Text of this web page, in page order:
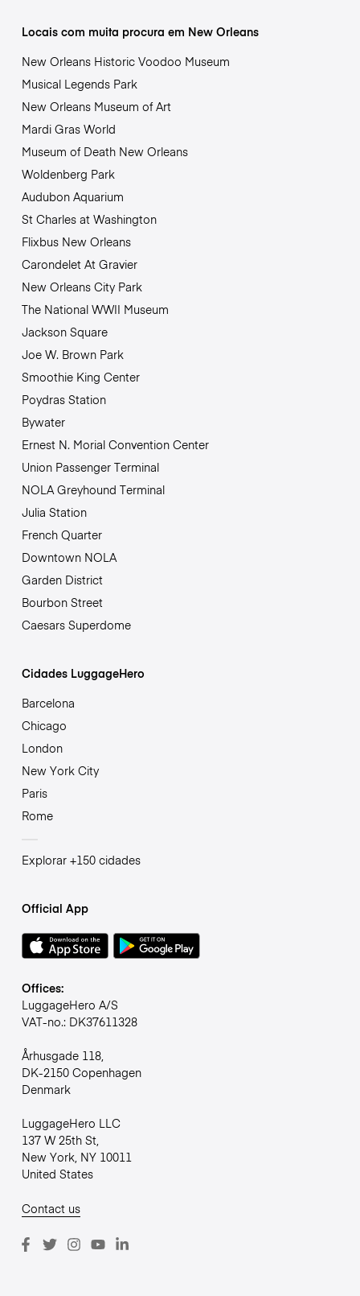
Locais com muita procura em New Orleans
New Orleans Historic Voodoo Museum
Musical Legends Park
New Orleans Museum of Art
Mardi Gras World
Museum of Death New Orleans
Woldenberg Park
Audubon Aquarium
St Charles at Washington
Flixbus New Orleans
Carondelet At Gravier
New Orleans City Park
The National WWII Museum
Jackson Square
Joe W. Brown Park
Smoothie King Center
Poydras Station
Bywater
Ernest N. Morial Convention Center
Union Passenger Terminal
NOLA Greyhound Terminal
Julia Station
French Quarter
Downtown NOLA
Garden District
Bourbon Street
Caesars Superdome
Cidades LuggageHero
Barcelona
Chicago
London
New York City
Paris
Rome
Explorar +150 cidades
Official App
Offices:
LuggageHero A/S
VAT-no.: DK37611328
Århusgade 118,
DK-2150 Copenhagen
Denmark
LuggageHero LLC
137 W 25th St,
New York, NY 10011
United States
Contact us